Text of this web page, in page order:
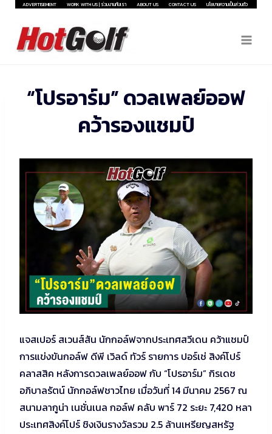
Skip
content
ADVERTISEMENT WORK WITH US | ร่วมงานกับเรา ABOUT US CONTACT US นโยบายความเป็นส่วนตัว
“โปรอาร์ม” ดวลเพลย์ออฟ
คว้ารองแชมป์
แจสเปอร์ สเวนส์สัน นักกอล์ฟจากประเทศสวีเดน คว้าแชมป์
การแข่งขันกอล์ฟ ดีพี เวิลด์ ทัวร์ รายการ ปอร์เช่ สิงค์โปร์
คลาสสิค หลังการดวลเพลย์ออฟ กับ “โปรอาร์ม” กิรเดช
อภิบาลรัตน์ นักกอล์ฟชาวไทย เมื่อวันที่ 14 มีนาคม 2567 ณ
สนามลากูน่า เนชั่นเนล กอล์ฟ คลับ พาร์ 72 ระยะ 7,420 หลา
ประเทศสิงค์โปร์ ชิงเงินรางวัลรวม 2.5 ล้านเหรียญสหรัฐ